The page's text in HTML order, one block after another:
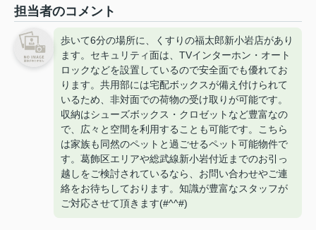
担当者のコメント
歩いて6分の場所に、くすりの福太郎新小岩店があり
ます。セキュリティ面は、TVインターホン・オート
ロックなどを設置しているので安全面でも優れてお
ります。共用部には宅配ボックスが備え付けられて
いるため、非対面での荷物の受け取りが可能です。
収納はシューズボックス・クロゼットなど豊富なの
で、広々と空間を利用することも可能です。こちら
は家族も同然のペットと過ごせるペット可能物件で
す。葛飾区エリアや総武線新小岩付近までのお引っ
越しをご検討されているなら、お問い合わせやご連
絡をお待ちしております。知識が豊富なスタッフが
ご対応させて頂きます(#^^#)